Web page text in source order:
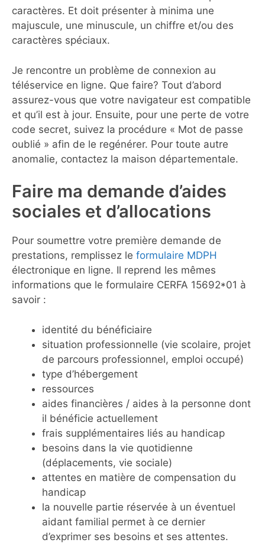
caractères. Et doit présenter à minima une
majuscule, une minuscule, un chiffre et/ou des
caractères spéciaux.
Je rencontre un problème de connexion au
téléservice en ligne. Que faire? Tout d’abord
assurez-vous que votre navigateur est compatible
et qu’il est à jour. Ensuite, pour une perte de votre
code secret, suivez la procédure « Mot de passe
oublié » afin de le regénérer. Pour toute autre
anomalie, contactez la maison départementale.
Faire ma demande d’aides
sociales et d’allocations
Pour soumettre votre première demande de
prestations, remplissez le formulaire MDPH
électronique en ligne. Il reprend les mêmes
informations que le formulaire CERFA 15692*01 à
savoir :
identité du bénéficiaire
situation professionnelle (vie scolaire, projet
de parcours professionnel, emploi occupé)
type d’hébergement
ressources
aides financières / aides à la personne dont
il bénéficie actuellement
frais supplémentaires liés au handicap
besoins dans la vie quotidienne
(déplacements, vie sociale)
attentes en matière de compensation du
handicap
la nouvelle partie réservée à un éventuel
aidant familial permet à ce dernier
d’exprimer ses besoins et ses attentes.